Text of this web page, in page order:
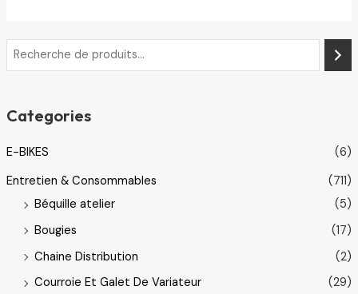
Categories
E-BIKES
(6)
Entretien & Consommables
(711)
Béquille atelier
(5)
Bougies
(17)
Chaine Distribution
(2)
Courroie Et Galet De Variateur
(29)